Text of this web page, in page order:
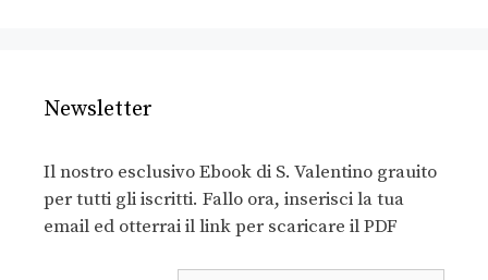
Newsletter
Il nostro esclusivo Ebook di S. Valentino grauito
per tutti gli iscritti. Fallo ora, inserisci la tua
email ed otterrai il link per scaricare il PDF